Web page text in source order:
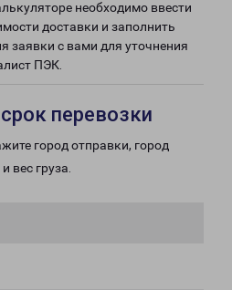
необходимо ввести
доставки и заполнить
заявки с вами для уточнения
ПЭК.
перевозки
город отправки, город
вес груза.